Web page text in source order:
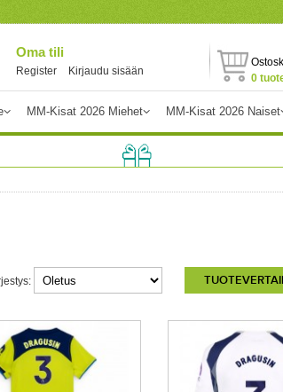
Oma tili
Register Kirjaudu sisään
0
MM-Kisat 2026 Miehet MM-Kisat 2026 Naiset